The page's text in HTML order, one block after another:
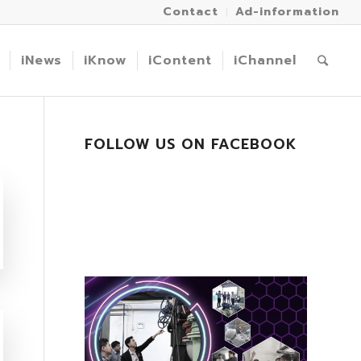
Contact Ad-information
iNews iKnow iContent iChannel
FOLLOW US ON FACEBOOK